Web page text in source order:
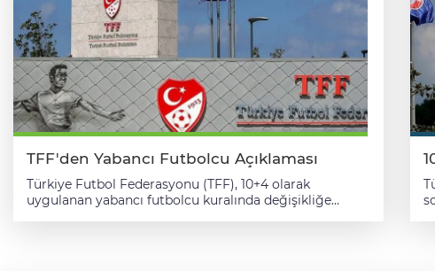
TFF'den Yabancı Futbolcu Açıklaması
Türkiye Futbol Federasyonu (TFF), 10+4 olarak
uygulanan yabancı futbolcu kuralında değişikliğe